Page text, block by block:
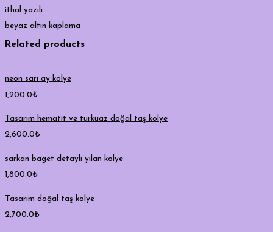
ithal yazılı
beyaz altın kaplama
Related products
neon sarı ay kolye
1,200.0₺
Tasarım hematit ve turkuaz doğal taş kolye
2,600.0₺
sarkan baget detaylı yılan kolye
1,800.0₺
Tasarım doğal taş kolye
2,700.0₺